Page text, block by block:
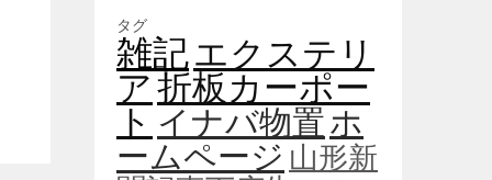
タグ
雑記エクステリ
ア折板カーポー
ト イナバ物置ホ
ームページ 山形新